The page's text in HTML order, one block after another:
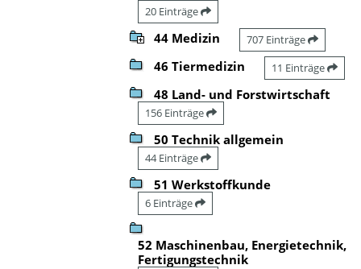
20 Einträge
44 Medizin 707 Einträge
46 Tiermedizin 11 Einträge
48 Land- und Forstwirtschaft
156 Einträge
50 Technik allgemein
44 Einträge
51 Werkstoffkunde
6 Einträge
52 Maschinenbau, Energietechnik,
Fertigungstechnik